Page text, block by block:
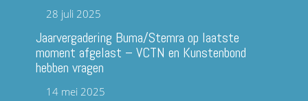
28 juli 2025
Jaarvergadering Buma/Stemra op laatste
moment afgelast – VCTN en Kunstenbond
hebben vragen
14 mei 2025